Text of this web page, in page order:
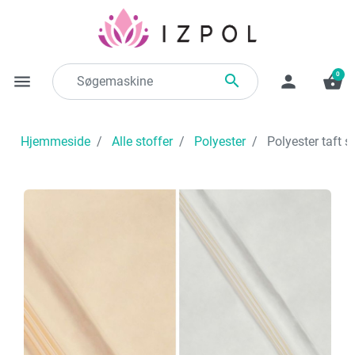
menu  person shopping_basket
0
Hjemmeside Alle stoffer Polyester Polyester taft